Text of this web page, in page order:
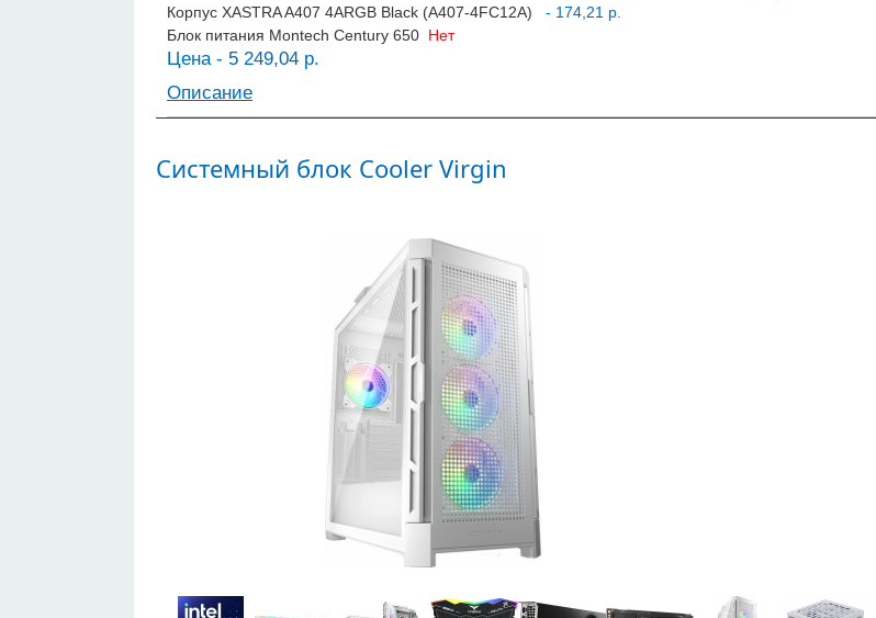
Корпус XASTRA A407 4ARGB Black (A407-4FC12A)
- 174,21 р.
Блок питания Montech Century 650 Нет
Цена - 5 249,04 р.
Описание
Системный блок Cooler Virgin